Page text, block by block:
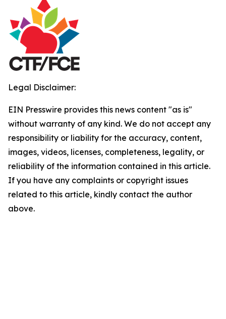
Legal Disclaimer:
EIN Presswire provides this news content "as is"
without warranty of any kind. We do not accept any
responsibility or liability for the accuracy, content,
images, videos, licenses, completeness, legality, or
reliability of the information contained in this article.
If you have any complaints or copyright issues
related to this article, kindly contact the author
above.